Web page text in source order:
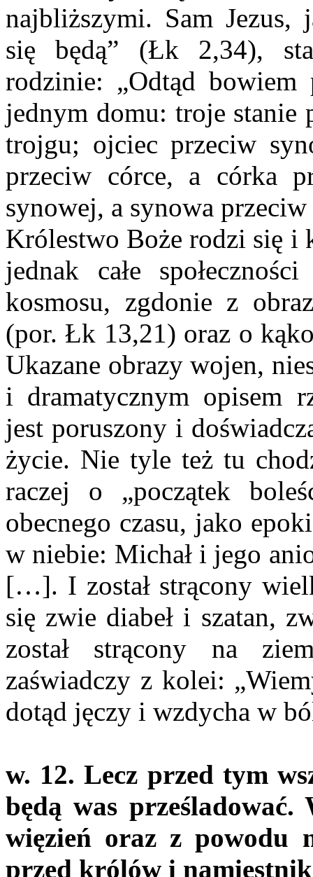
najbliższymi. Sam Jezus,
się będą” (Łk 2,34),
rodzinie: „Odtąd
jednym domu: troje stanie
trojgu; ojciec przeciw
przeciw córce, a córka
synowej, a synowa
Królestwo Boże rodzi się i
jednak całe
kosmosu, zgdonie z
(por. Łk 13,21) oraz o
Ukazane obrazy wojen,
i dramatycznym opisem
jest poruszony i
życie. Nie tyle też tu
raczej o „początek
obecnego czasu, jako
w niebie: Michał i jego
[…]. I został strącony
się zwie diabeł i szatan,
został strącony na
zaświadczy z kolei:
dotąd jęczy i wzdycha w
w. 12. Lecz przed tym
będą was
więzień oraz z powodu
przed królów i